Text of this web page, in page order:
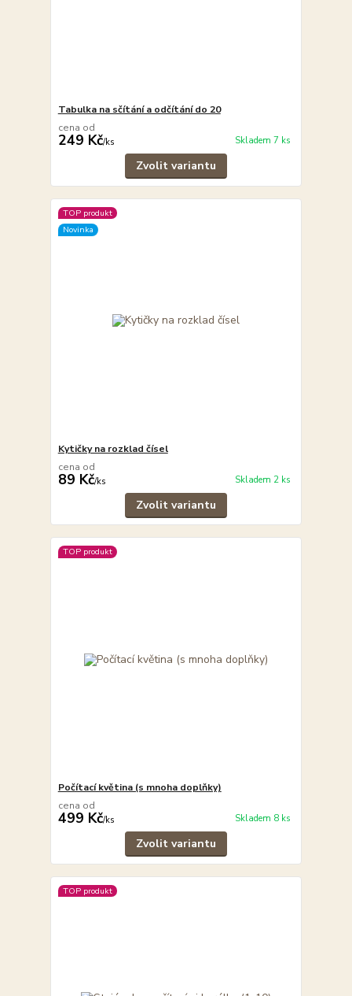
Tabulka na sčítání a odčítání do 20
cena od
249 Kč/ks Skladem 7 ks
Zvolit variantu
TOP produkt
Novinka
Kytičky na rozklad čísel
cena od
89 Kč/ks Skladem 2 ks
Zvolit variantu
TOP produkt
Počítací květina (s mnoha doplňky)
cena od
499 Kč/ks Skladem 8 ks
Zvolit variantu
TOP produkt